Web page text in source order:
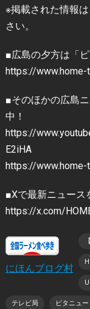
※掲載された情報
さい。
■広島の夕方は「ピ
https://
■そのほかの広島
中！
https://
E2iHA
https://
■Xで最新ニュース
https://x.com/
にほんブログ村
テレビ局 ピタニュー